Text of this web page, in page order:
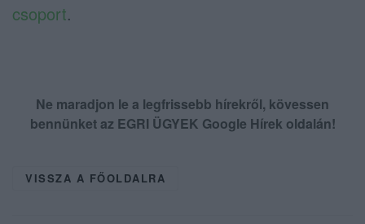
csoport.
Ne maradjon le a legfrissebb hírekről, kövessen
bennünket az EGRI ÜGYEK Google Hírek oldalán!
VISSZA A FŐOLDALRA